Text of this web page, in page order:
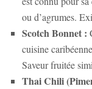
ou d’agrumes.
Scotch Bonnet :
cuisine
Saveur fruitée
Thai Chili